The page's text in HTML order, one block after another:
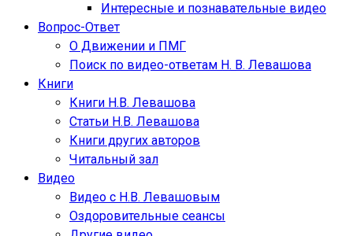
Интересные и познавательные видео
Вопрос-Ответ
О Движении и ПМГ
Поиск по видео-ответам Н. В. Левашова
Книги
Книги Н.В. Левашова
Статьи Н.В. Левашова
Книги других авторов
Читальный зал
Видео
Видео с Н.В. Левашовым
Оздоровительные сеансы